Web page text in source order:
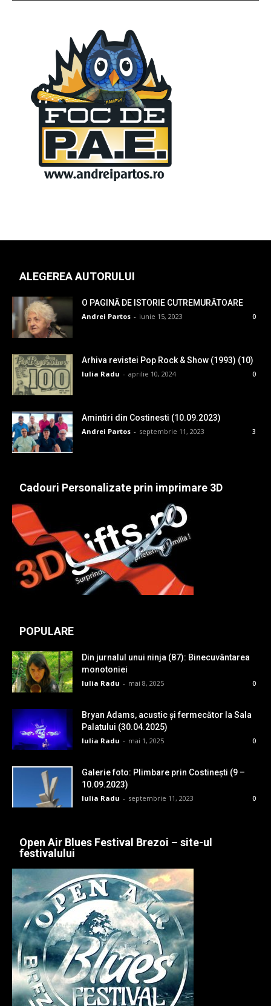
ALEGEREA AUTORULUI
O PAGINĂ DE ISTORIE CUTREMURĂTOARE
Andrei Partos - iunie 15, 2023 0
Arhiva revistei Pop Rock & Show (1993) (10)
Iulia Radu - aprilie 10, 2024 0
Amintiri din Costinesti (10.09.2023)
Andrei Partos - septembrie 11, 2023 3
Cadouri Personalizate prin imprimare 3D
POPULARE
Din jurnalul unui ninja (87): Binecuvântarea
monotoniei
Iulia Radu - mai 8, 2025 0
Bryan Adams, acustic și fermecător la Sala
Palatului (30.04.2025)
Iulia Radu - mai 1, 2025 0
Galerie foto: Plimbare prin Costinești (9 –
10.09.2023)
Iulia Radu - septembrie 11, 2023 0
Open Air Blues Festival Brezoi – site-ul
festivalului